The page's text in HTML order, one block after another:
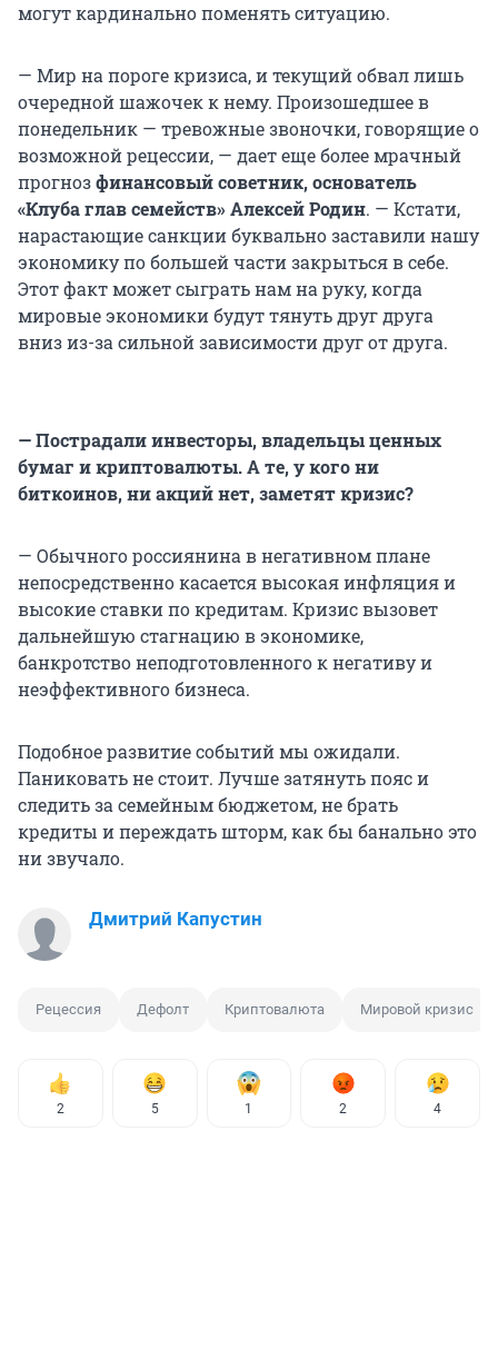
могут кардинально поменять ситуацию.
— Мир на пороге кризиса, и текущий обвал лишь
очередной шажочек к нему. Произошедшее в
понедельник — тревожные звоночки, говорящие о
возможной рецессии, — дает еще более мрачный
прогнозфинансовый советник, основатель
«Клуба глав семейств» Алексей Родин. — Кстати,
нарастающие санкции буквально заставили нашу
экономику по большей части закрыться в себе.
Этот факт может сыграть нам на руку, когда
мировые экономики будут тянуть друг друга
вниз из-за сильной зависимости друг от друга.
— Пострадали инвесторы, владельцы ценных
бумаг и криптовалюты. А те, у кого ни
биткоинов, ни акций нет, заметят кризис?
— Обычного россиянина в негативном плане
непосредственно касается высокая инфляция и
высокие ставки по кредитам. Кризис вызовет
дальнейшую стагнацию в экономике,
банкротство неподготовленного к негативу и
неэффективного бизнеса.
Подобное развитие событий мы ожидали.
Паниковать не стоит. Лучше затянуть пояс и
следить за семейным бюджетом, не брать
кредиты и переждать шторм, как бы банально это
ни звучало.
Дмитрий Капустин
Рецессия Дефолт Криптовалюта Мировой кризис
2 5 1 2 4